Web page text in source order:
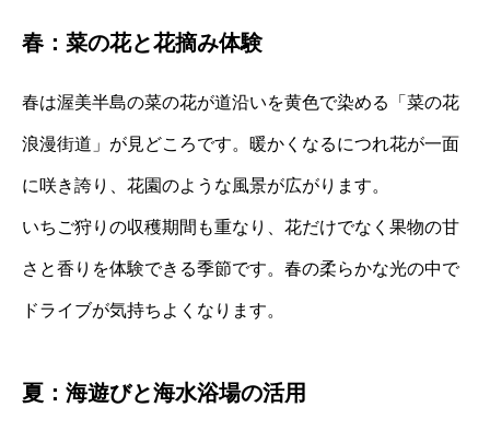
春：菜の花と花摘み体験
春は渥美半島の菜の花が道沿いを黄色で染める「菜の花
浪漫街道」が見どころです。暖かくなるにつれ花が一面
に咲き誇り、花園のような風景が広がります。
いちご狩りの収穫期間も重なり、花だけでなく果物の甘
さと香りを体験できる季節です。春の柔らかな光の中で
ドライブが気持ちよくなります。
夏：海遊びと海水浴場の活用